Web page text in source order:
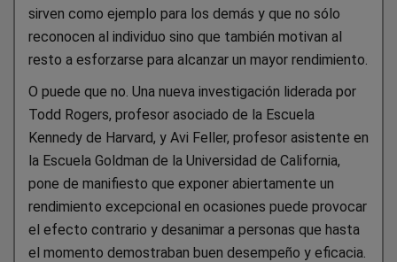
sirven como ejemplo para los demás y que no sólo
reconocen al individuo sino que también motivan al
resto a esforzarse para alcanzar un mayor rendimiento.
O puede que no. Una nueva investigación liderada por
Todd Rogers, profesor asociado de la Escuela
Kennedy de Harvard, y Avi Feller, profesor asistente en
la Escuela Goldman de la Universidad de California,
pone de manifiesto que exponer abiertamente un
rendimiento excepcional en ocasiones puede provocar
el efecto contrario y desanimar a personas que hasta
el momento demostraban buen desempeño y eficacia.